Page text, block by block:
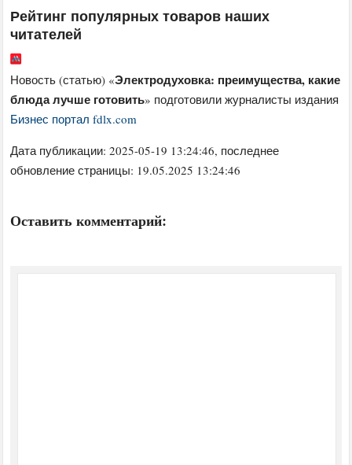
Рейтинг популярных товаров наших
читателей
Новость (статью) «Электродуховка: преимущества, какие
блюда лучше готовить» подготовили журналисты издания
Бизнес портал fdlx.com
Дата публикации:2025-05-19 13:24:46, последнее
обновление страницы: 19.05.2025 13:24:46
Оставить комментарий: